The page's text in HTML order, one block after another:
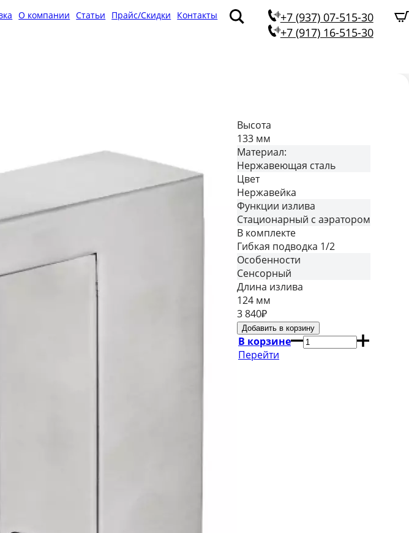
О компании Статьи Прайс/Скидки Контакты
+7 (937) 07-515-30
+7 (917) 16-515-30
Высота
133 мм
Материал:
Нержавеющая сталь
Цвет
Нержавейка
Функции излива
Стационарный с аэратором
В комплекте
Гибкая подводка 1/2
Особенности
Сенсорный
Длина излива
124 мм
3 840₽
В корзине
Перейти